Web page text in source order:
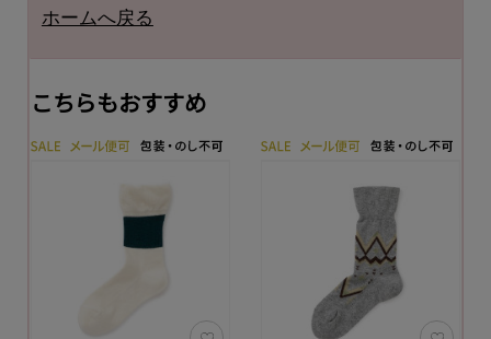
ホームへ戻る
こちらもおすすめ